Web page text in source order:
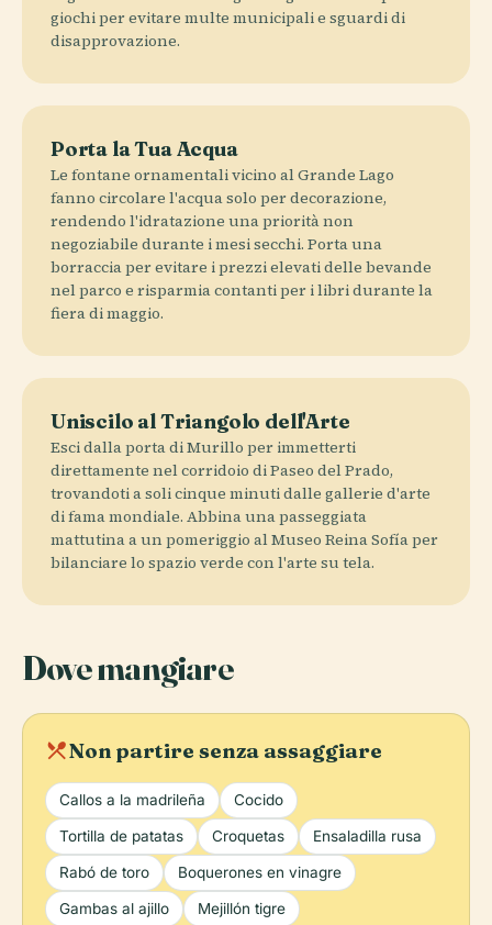
giochi per evitare multe municipali e sguardi di
disapprovazione.
Porta la Tua Acqua
Le fontane ornamentali vicino al Grande Lago
fanno circolare l'acqua solo per decorazione,
rendendo l'idratazione una priorità non
negoziabile durante i mesi secchi. Porta una
borraccia per evitare i prezzi elevati delle bevande
nel parco e risparmia contanti per i libri durante la
fiera di maggio.
Uniscilo al Triangolo dell'Arte
Esci dalla porta di Murillo per immetterti
direttamente nel corridoio di Paseo del Prado,
trovandoti a soli cinque minuti dalle gallerie d'arte
di fama mondiale. Abbina una passeggiata
mattutina a un pomeriggio al Museo Reina Sofía per
bilanciare lo spazio verde con l'arte su tela.
Dove mangiare
local_diningNon partire senza assaggiare
Callos a la madrileña Cocido
Tortilla de patatas Croquetas Ensaladilla rusa
Rabó de toro Boquerones en vinagre
Gambas al ajillo Mejillón tigre